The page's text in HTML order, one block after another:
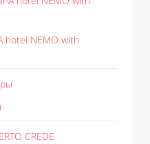
hotel NEMO with